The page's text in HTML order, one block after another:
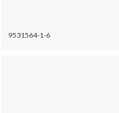
9531564-1-6